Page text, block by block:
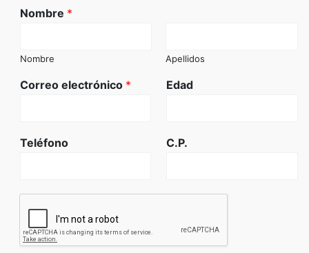
Nombre *
Nombre Apellidos
Correo electrónico * Edad
Teléfono C.P.